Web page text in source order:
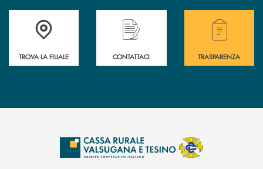
Accedi all' elenco completo delle filiali .
TROVA LA FILIALE
Hai bisogno di assistenza immediata?
CONTATTACI
Hai bisogno di
TRASPARENZA